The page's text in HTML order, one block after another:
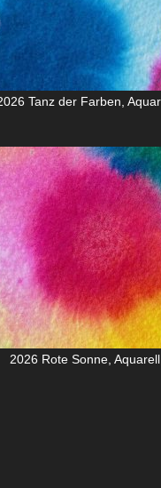
Tanz der Farben,
2026 Rote Sonne,